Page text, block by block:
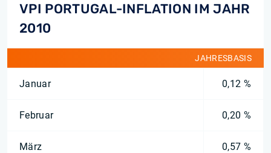
VPI PORTUGAL-INFLATION IM JAHR
2010
JAHRESBASIS
Januar 0,12 %
Februar 0,20 %
März 0,57 %